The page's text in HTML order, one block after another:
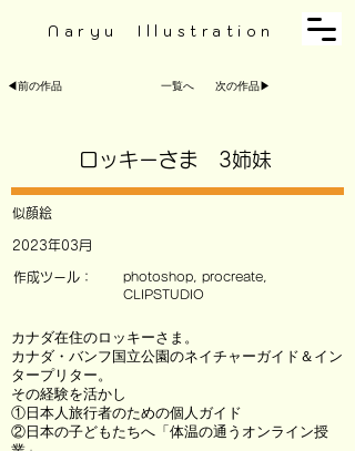
Naryu Illustration
◀︎前の作品 一覧へ 次の作品▶︎
ロッキーさま 3姉妹
似顔絵
2023年03月
photoshop, procreate,
CLIPSTUDIO
作成ツール：
カナダ在住のロッキーさま。
カナダ・バンフ国立公園のネイチャーガイド＆イン
タープリター。
その経験を活かし
①日本人旅行者のための個人ガイド
②日本の子どもたちへ「体温の通うオンライン授